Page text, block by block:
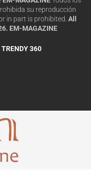
su reproducción
in part is prohibited. All
EM-MAGAZINE
TRENDY 360